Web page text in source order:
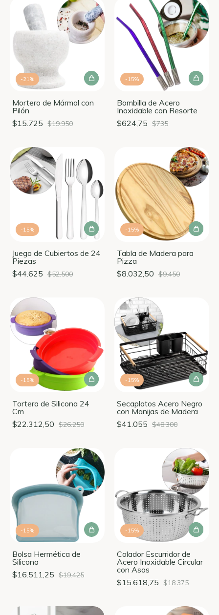
-21%
Mortero de Mármol con
Pilón
$15.725 $19.950
-15%
Bombilla de Acero
Inoxidable con Resorte
$624,75 $735
-15%
Juego de Cubiertos de 24
Piezas
$44.625 $52.500
-15%
Tabla de Madera para
Pizza
$8.032,50 $9.450
-15%
Tortera de Silicona 24
Cm
$22.312,50 $26.250
-15%
Secaplatos Acero Negro
con Manijas de Madera
$41.055 $48.300
-15%
Bolsa Hermética de
Silicona
$16.511,25 $19.425
-15%
Colador Escurridor de
Acero Inoxidable Circular
con Asas
$15.618,75 $18.375